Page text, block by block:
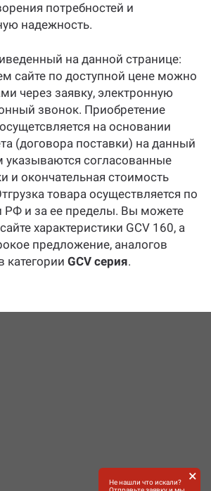
потребностей и
надежность.
на данной странице:
сайте по доступной цене можно
через заявку, электронную
звонок. Приобретение
осущетсвляется на основании
(договора поставки) на данный
указываются согласованные
и окончательная стоимость
товара осуществляется по
РФ и за ее пределы. Вы можете
характеристики GCV 160, а
предложение, аналогов
категории GCV серия.
Не нашли что искали?
×